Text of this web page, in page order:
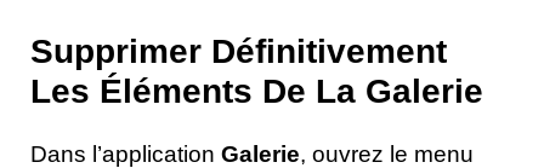
Supprimer Définitivement
Les Éléments De La Galerie
Dans l’application Galerie, ouvrez le menu